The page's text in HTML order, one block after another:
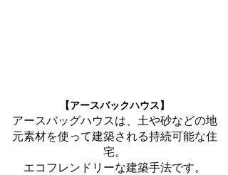
【アースバックハウス】
アースバッグハウスは、土や砂などの地
元素材を使って建築される持続可能な住
宅。
エコフレンドリーな建築手法です。